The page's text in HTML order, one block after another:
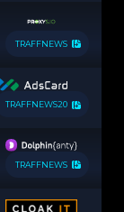
TRAFFNEWS
TRAFFNEWS20
TRAFFNEWS